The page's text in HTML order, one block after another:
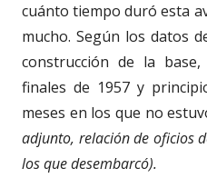
cuánto tiempo duró esta
mucho. Según los datos
construcción de la
finales de 1957 y
meses en los que no
adjunto, relación de oficios
los que desembarcó).